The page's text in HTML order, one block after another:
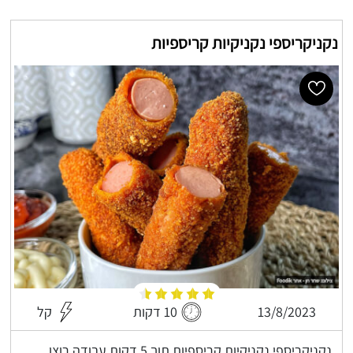
נקניקריספי נקניקיות קריספיות
13/8/2023 10 דקות קל